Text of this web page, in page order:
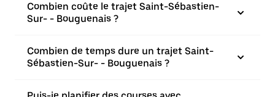
Combien coûte le trajet Saint-Sébastien-
Sur- - Bouguenais ?
Combien de temps dure un trajet Saint-
Sébastien-Sur- - Bouguenais ?